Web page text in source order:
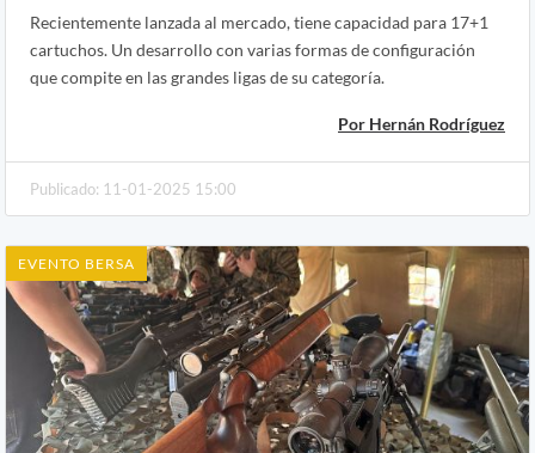
Recientemente lanzada al mercado, tiene capacidad para 17+1
cartuchos. Un desarrollo con varias formas de configuración
que compite en las grandes ligas de su categoría.
Por Hernán Rodríguez
Publicado: 11-01-2025 15:00
EVENTO BERSA